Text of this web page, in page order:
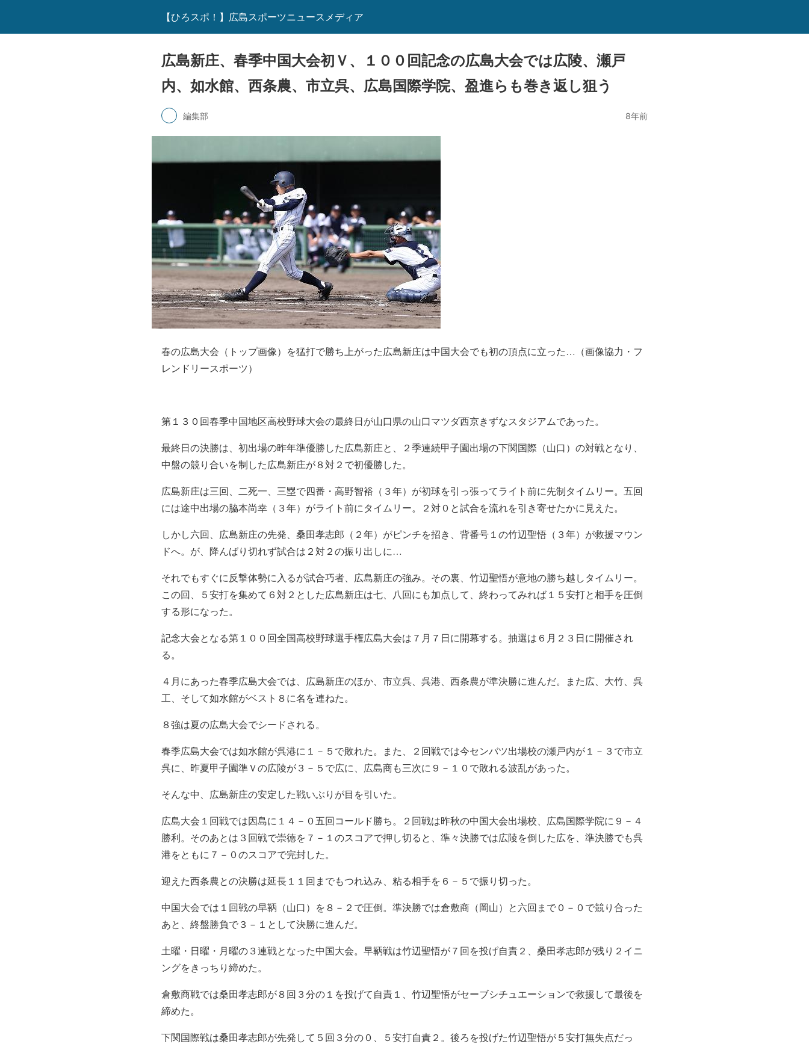
【ひろスポ！】広島スポーツニュースメディア
広島新庄、春季中国大会初Ｖ、１００回記念の広島大会では広陵、瀬戸
内、如水館、西条農、市立呉、広島国際学院、盈進らも巻き返し狙う
編集部 8年前
春の広島大会（トップ画像）を猛打で勝ち上がった広島新庄は中国大会でも初の頂点に立った…（画像協力・フ
レンドリースポーツ）
第１３０回春季中国地区高校野球大会の最終日が山口県の山口マツダ西京きずなスタジアムであった。
最終日の決勝は、初出場の昨年準優勝した広島新庄と、２季連続甲子園出場の下関国際（山口）の対戦となり、
中盤の競り合いを制した広島新庄が８対２で初優勝した。
広島新庄は三回、二死一、三塁で四番・高野智裕（３年）が初球を引っ張ってライト前に先制タイムリー。五回
には途中出場の脇本尚幸（３年）がライト前にタイムリー。２対０と試合を流れを引き寄せたかに見えた。
しかし六回、広島新庄の先発、桑田孝志郎（２年）がピンチを招き、背番号１の竹辺聖悟（３年）が救援マウン
ドへ。が、降んばり切れず試合は２対２の振り出しに…
それでもすぐに反撃体勢に入るが試合巧者、広島新庄の強み。その裏、竹辺聖悟が意地の勝ち越しタイムリー。
この回、５安打を集めて６対２とした広島新庄は七、八回にも加点して、終わってみれば１５安打と相手を圧倒
する形になった。
記念大会となる第１００回全国高校野球選手権広島大会は７月７日に開幕する。抽選は６月２３日に開催され
る。
４月にあった春季広島大会では、広島新庄のほか、市立呉、呉港、西条農が準決勝に進んだ。また広、大竹、呉
工、そして如水館がベスト８に名を連ねた。
８強は夏の広島大会でシードされる。
春季広島大会では如水館が呉港に１－５で敗れた。また、２回戦では今センバツ出場校の瀬戸内が１－３で市立
呉に、昨夏甲子園準Ｖの広陵が３－５で広に、広島商も三次に９－１０で敗れる波乱があった。
そんな中、広島新庄の安定した戦いぶりが目を引いた。
広島大会１回戦では因島に１４－０五回コールド勝ち。２回戦は昨秋の中国大会出場校、広島国際学院に９－４
勝利。そのあとは３回戦で崇徳を７－１のスコアで押し切ると、準々決勝では広陵を倒した広を、準決勝でも呉
港をともに７－０のスコアで完封した。
迎えた西条農との決勝は延長１１回までもつれ込み、粘る相手を６－５で振り切った。
中国大会では１回戦の早鞆（山口）を８－２で圧倒。準決勝では倉敷商（岡山）と六回まで０－０で競り合った
あと、終盤勝負で３－１として決勝に進んだ。
土曜・日曜・月曜の３連戦となった中国大会。早鞆戦は竹辺聖悟が７回を投げ自責２、桑田孝志郎が残り２イニ
ングをきっちり締めた。
倉敷商戦では桑田孝志郎が８回３分の１を投げて自責１、竹辺聖悟がセーブシチュエーションで救援して最後を
締めた。
下関国際戦は桑田孝志郎が先発して５回３分の０、５安打自責２。後ろを投げた竹辺聖悟が５安打無失点だっ